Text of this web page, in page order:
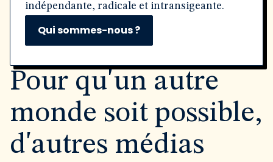
indépendante, radicale et intransigeante.
Qui sommes-nous ?
Pour qu'un autre
monde soit possible,
d'autres médias